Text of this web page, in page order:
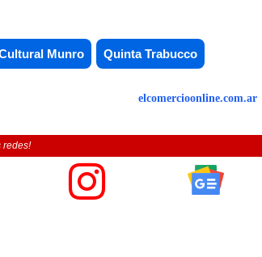
Munro Quinta Trabucco
elcomercioonline.com.ar
redes!